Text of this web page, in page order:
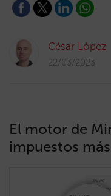
César López
22/03/2023
El motor de
impuestos